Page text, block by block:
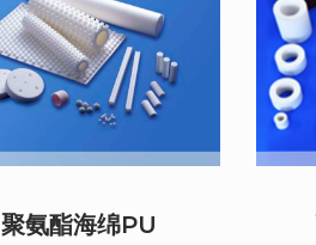
聚氨酯海绵PU